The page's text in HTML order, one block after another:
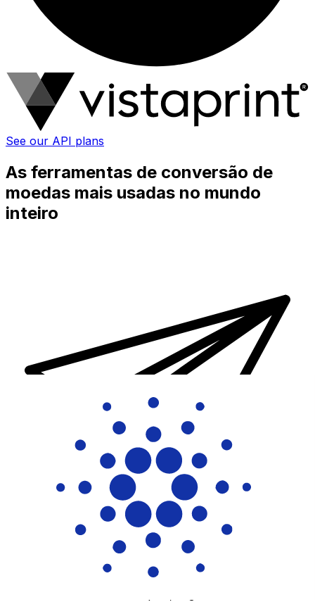
See our API plans
As ferramentas de conversão de
moedas mais usadas no mundo
inteiro
Transferência internacional de dinheiro Xe